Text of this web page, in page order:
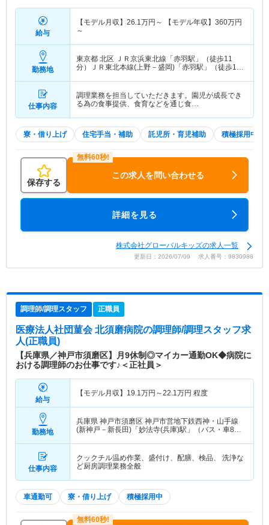
給与
【モデル月収】 26.1万円～ 【モデル年収】 360万円
～
勤務地
東京都 北区 ＪＲ京浜東北線「赤羽駅」（徒歩11
分）ＪＲ東北本線(上野－盛岡)「赤羽駅」（徒歩11
仕事内容
調理業務を担当していただきます。園児が成長でき
る為の食事提供、食育などを通じ食…
寮・借り上げ 住宅手当・補助 託児所・育児補助 積極採用中
保存する
この求人を問い合わせる
詳細を見る
株式会社グローバルキッズの求人一覧
更新日：2026/07/09 求人番号：9830988
調理師/調理スタッフ 正職員
医療法人社団菫会 北須磨病院の調理師/調理スタッフ求
人(正職員)
【兵庫県／神戸市須磨区】月9休制◎マイカー通勤OK◆病院に
おける調理師のお仕事です♪＜正社員＞
給与
【モデル月収】 19.1万円～22.1万円 程度
勤務地
兵庫県 神戸市須磨区 神戸市営地下鉄西神・山手線
(新神戸－新長田)「妙法寺(兵庫)駅」（バス・車8
仕事内容
クックチル温め作業、盛付け、配膳、検品、 洗浄な
ど厨房調理業務全般
車通勤可 寮・借り上げ 積極採用中